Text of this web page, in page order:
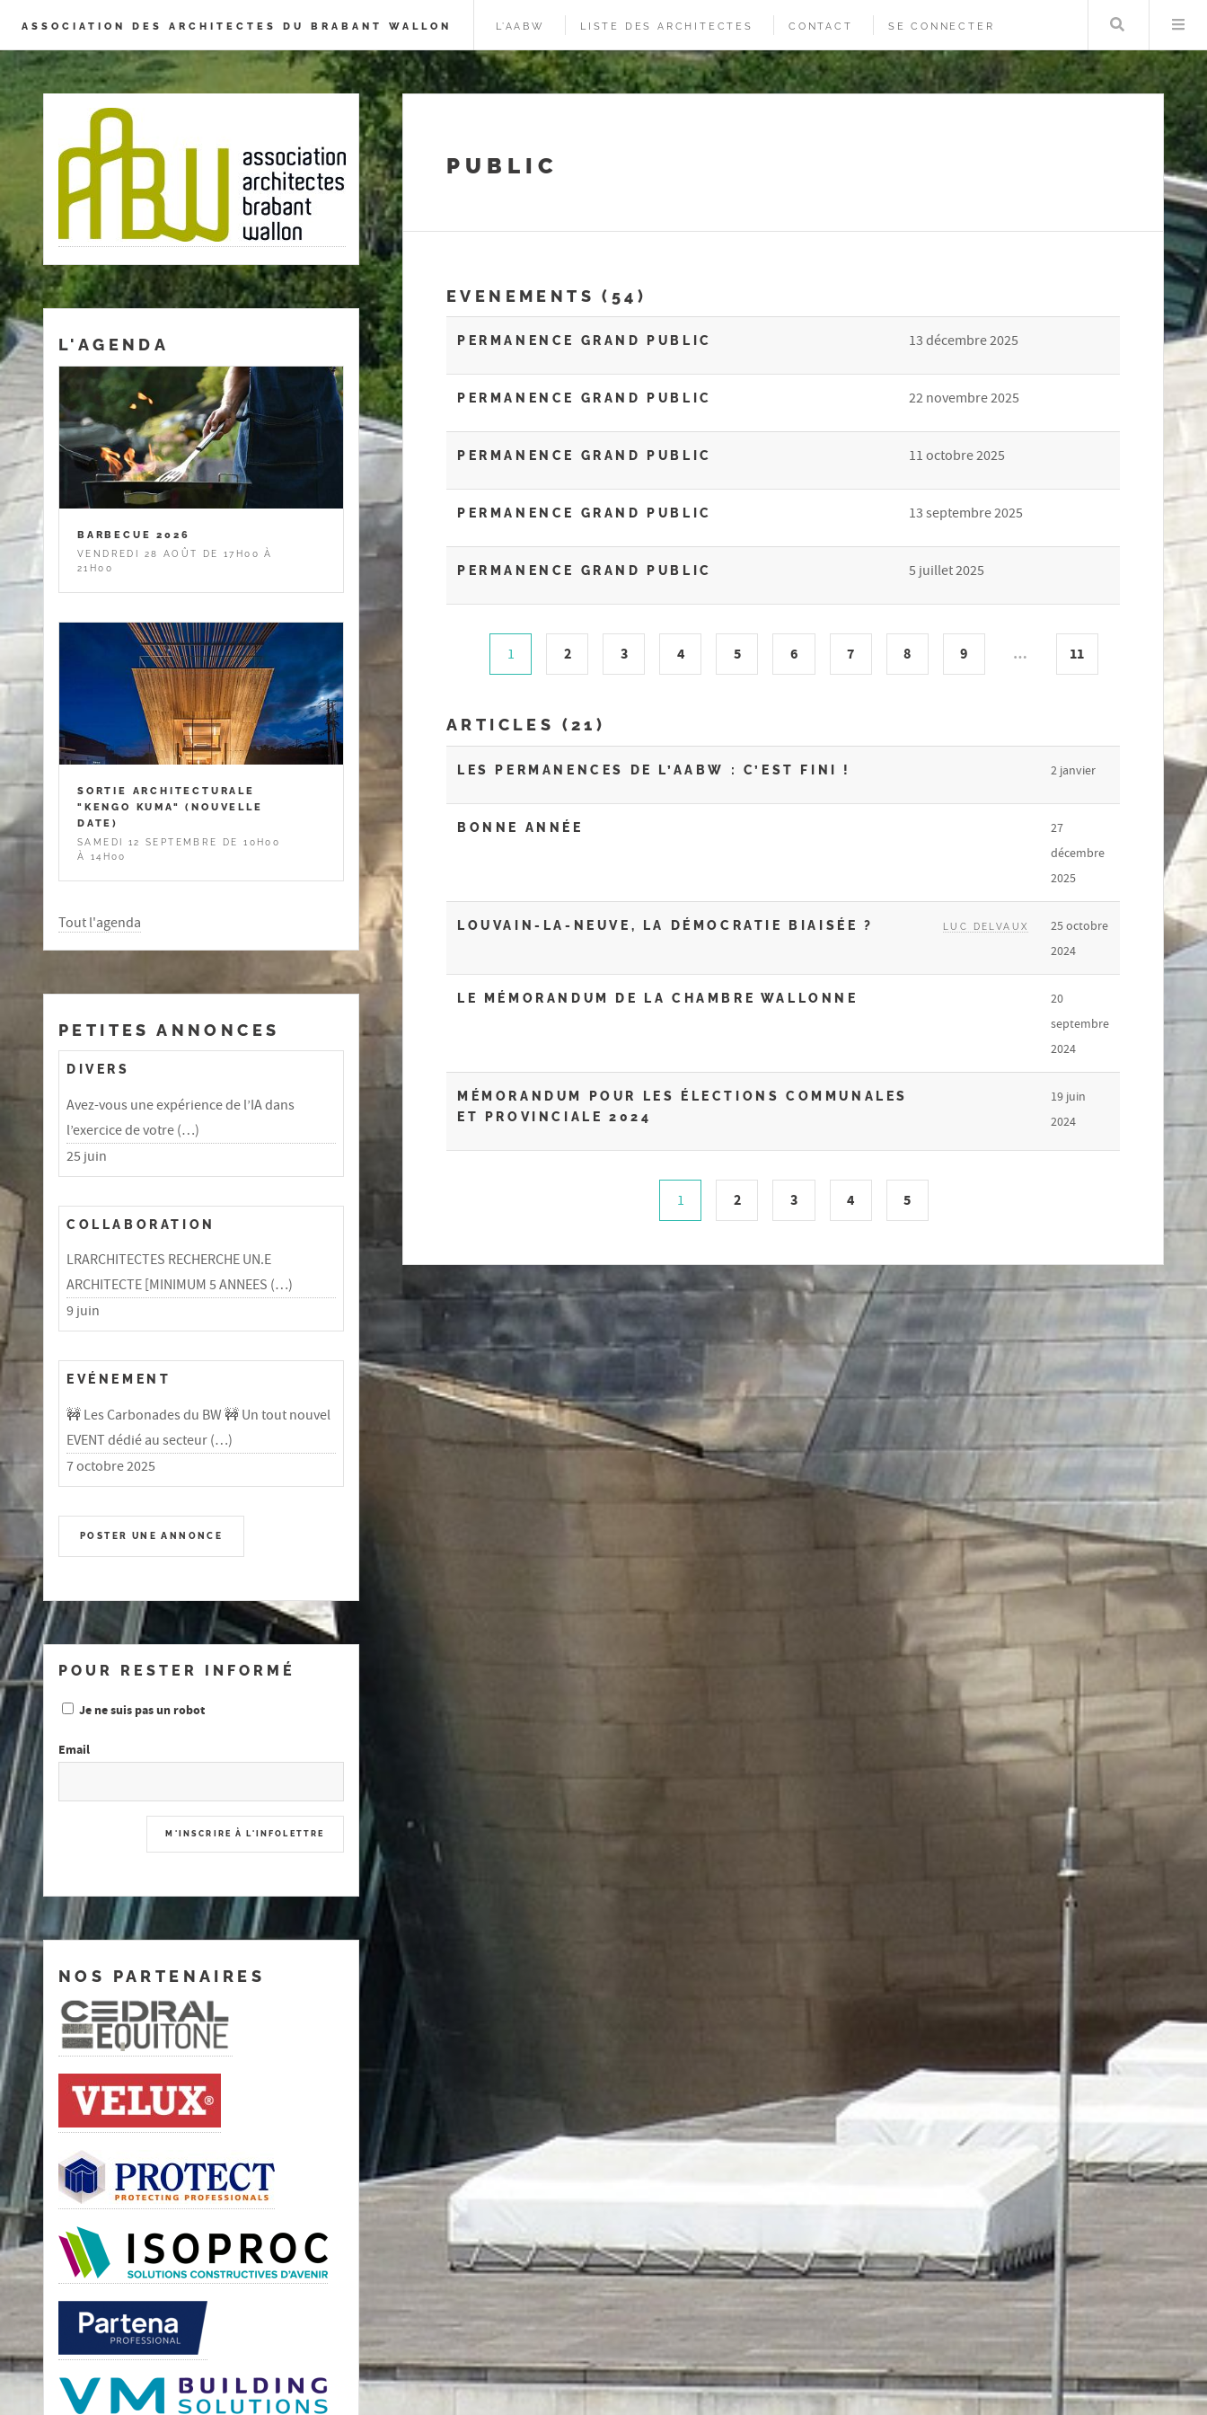
ASSOCIATION DES ARCHITECTES DU BRABANT WALLON L’AABW LISTE DES ARCHITECTES CONTACT SE CONNECTER Rechercher
PUBLIC
EVENEMENTS (54)
PERMANENCE GRAND PUBLIC 13 décembre 2025
PERMANENCE GRAND PUBLIC 22 novembre 2025
PERMANENCE GRAND PUBLIC 11 octobre 2025
PERMANENCE GRAND PUBLIC 13 septembre 2025
PERMANENCE GRAND PUBLIC 5 juillet 2025
1 2 3 4 5 6 7 8 9 … 11
ARTICLES (21)
LES PERMANENCES DE L’AABW : C’EST FINI ! 2 janvier
BONNE ANNÉE
27
décembre
2025
LOUVAIN-LA-NEUVE, LA DÉMOCRATIE BIAISÉE ? LUC DELVAUX
25 octobre
2024
LE MÉMORANDUM DE LA CHAMBRE WALLONNE
20
septembre
2024
MÉMORANDUM POUR LES ÉLECTIONS COMMUNALES
ET PROVINCIALE 2024
19 juin
2024
1 2 3 4 5
L'AGENDA
BARBECUE 2026
VENDREDI 28 AOÛT DE 17H00 À
21H00
SORTIE ARCHITECTURALE
"KENGO KUMA" (NOUVELLE
DATE)
SAMEDI 12 SEPTEMBRE DE 10H00
À 14H00
Tout l'agenda
PETITES ANNONCES
DIVERS
Avez-vous une expérience de l’IA dans
l’exercice de votre (…)
25 juin
COLLABORATION
LRARCHITECTES RECHERCHE UN.E
ARCHITECTE [MINIMUM 5 ANNEES (…)
9 juin
EVÉNEMENT
🚧 Les Carbonades du BW 🚧 Un tout nouvel
EVENT dédié au secteur (…)
7 octobre 2025
POSTER UNE ANNONCE
POUR RESTER INFORMÉ
Je ne suis pas un robot
Email
NOS PARTENAIRES